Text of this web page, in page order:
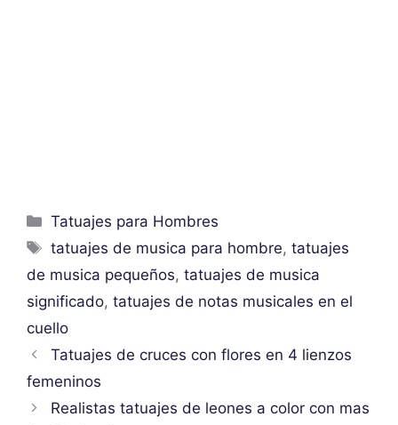
Categorías
Tatuajes para Hombres
Etiquetas
tatuajes de musica para hombre,tatuajes
de musica pequeños, tatuajes de musica
significado, tatuajes de notas musicales en el
cuello
Tatuajes de cruces con flores en 4 lienzos
femeninos
Realistas tatuajes de leones a color con mas